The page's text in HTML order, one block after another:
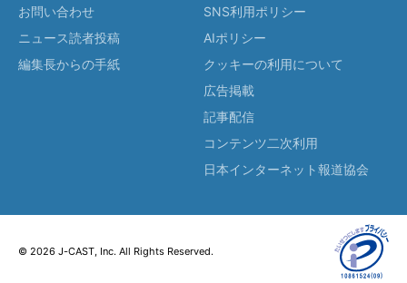
お問い合わせ
ニュース読者投稿
編集長からの手紙
SNS利用ポリシー
AIポリシー
クッキーの利用について
広告掲載
記事配信
コンテンツ二次利用
日本インターネット報道協会
© 2026 J-CAST, Inc. All Rights Reserved.